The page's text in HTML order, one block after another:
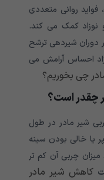
فواید روانی متعددی
و نوزاد کمک می کند.
دوران شیردهی ترشح
احساس آرامش می
چی بخوریم؟
چقدر است؟
شیر مادر در طول
یا خالی بودن سینه
میزان چربی آن کم تر
کاهش شیر مادر